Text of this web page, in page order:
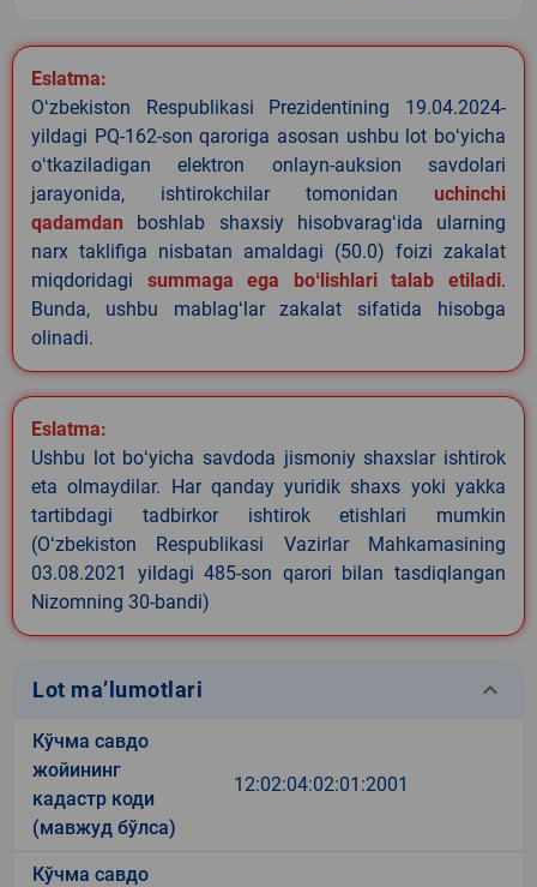
Eslatma:
Oʻzbekiston Respublikasi Prezidentining 19.04.2024-
yildagi PQ-162-son qaroriga asosan ushbu lot boʻyicha
oʻtkaziladigan elektron onlayn-auksion savdolari
jarayonida, ishtirokchilar tomonidan uchinchi
qadamdan boshlab shaxsiy hisobvaragʻida ularning
narx taklifiga nisbatan amaldagi (50.0) foizi zakalat
miqdoridagi summaga ega boʻlishlari talab etiladi.
Bunda, ushbu mablagʻlar zakalat sifatida hisobga
olinadi.
Eslatma:
Ushbu lot boʻyicha savdoda jismoniy shaxslar ishtirok
eta olmaydilar. Har qanday yuridik shaxs yoki yakka
tartibdagi tadbirkor ishtirok etishlari mumkin
(Oʻzbekiston Respublikasi Vazirlar Mahkamasining
03.08.2021 yildagi 485-son qarori bilan tasdiqlangan
Nizomning 30-bandi)
Lot ma’lumotlari keyboard_arrow_down
Кўчма савдо
жойининг
кадастр коди
(мавжуд бўлса)
12:02:04:02:01:2001
Кўчма савдо